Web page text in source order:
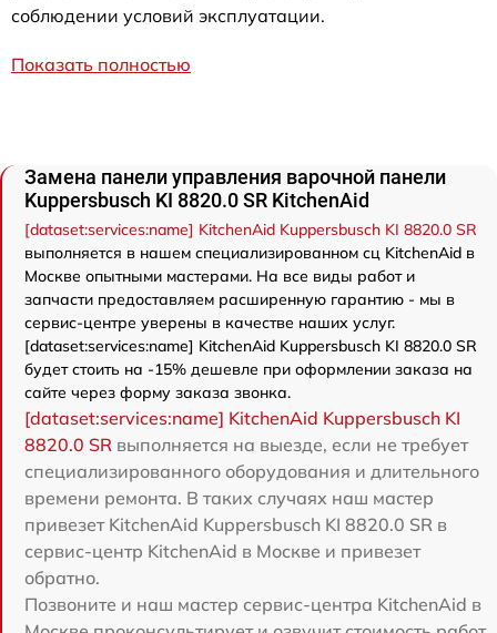
соблюдении условий эксплуатации.
Показать полностью
Замена панели управления варочной панели
Kuppersbusch KI 8820.0 SR KitchenAid
[dataset:services:name] KitchenAid Kuppersbusch KI 8820.0 SR
выполняется в нашем специализированном сц KitchenAid в
Москве опытными мастерами. На все виды работ и
запчасти предоставляем расширенную гарантию - мы в
сервис-центре уверены в качестве наших услуг.
[dataset:services:name] KitchenAid Kuppersbusch KI 8820.0 SR
будет стоить на -15% дешевле при оформлении заказа на
сайте через форму заказа звонка.
[dataset:services:name] KitchenAid Kuppersbusch KI
8820.0 SR выполняется на выезде, если не требует
специализированного оборудования и длительного
времени ремонта. В таких случаях наш мастер
привезет KitchenAid Kuppersbusch KI 8820.0 SR в
сервис-центр KitchenAid в Москве и привезет
обратно.
Позвоните и наш мастер сервис-центра KitchenAid в